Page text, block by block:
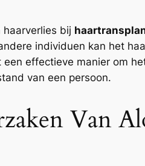
haarverlies bij
individuen kan het
een effectieve manier om
van een persoon.
Van